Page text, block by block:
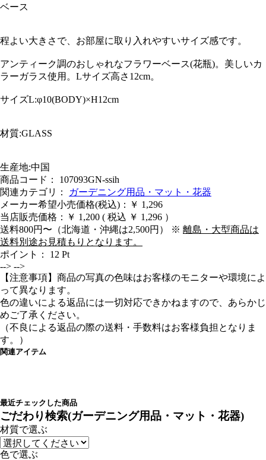
ベース
程よい大きさで、お部屋に取り入れやすいサイズ感です。
アンティーク調のおしゃれなフラワーベース(花瓶)。美しいカ
ラーガラス使用。Lサイズ高さ12cm。
サイズL:φ10(BODY)×H12cm
材質:GLASS
生産地:中国
商品コード： 107093GN-ssih
関連カテゴリ：
ガーデニング用品・マット・花器
メーカー希望小売価格(税込)：￥ 1,296
当店販売価格：
￥ 1,200 ( 税込 ￥ 1,296 ）
送料800円〜（北海道・沖縄は2,500円） ※ 離島・大型商品は
送料別途お見積もりとなります。
ポイント： 12 Pt
--> -->
【注意事項】商品の写真の色味はお客様のモニターや環境によ
って異なります。
色の違いによる返品には一切対応できかねますので、あらかじ
めご了承ください。
（不良による返品の際の送料・手数料はお客様負担となりま
す。）
関連アイテム
最近チェックした商品
ごだわり検索(ガーデニング用品・マット・花器)
材質で選ぶ
色で選ぶ